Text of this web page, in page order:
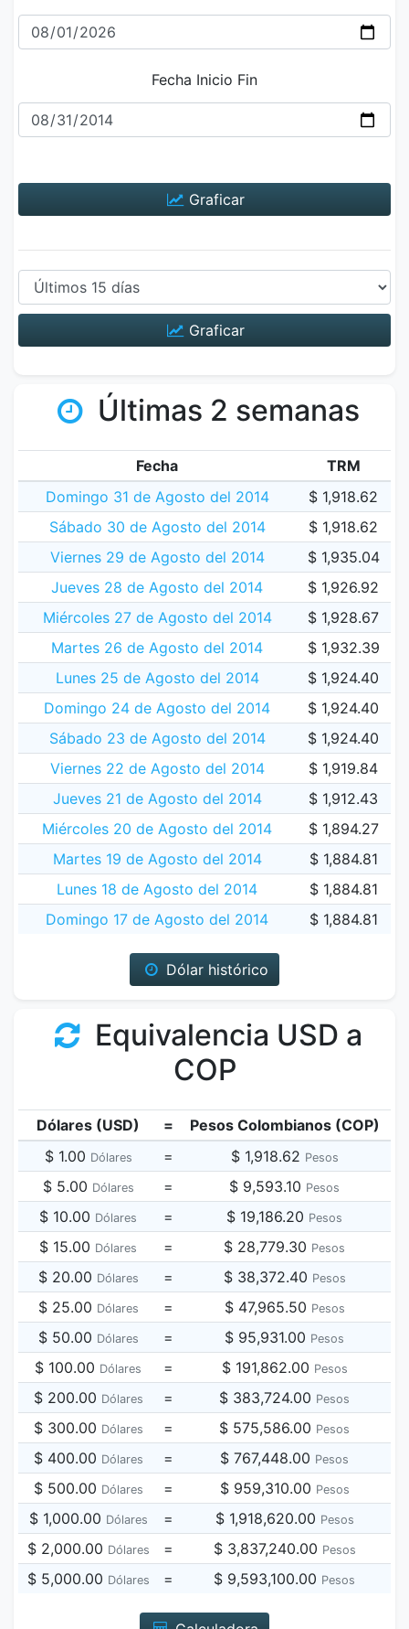
Fecha Inicio Fin
Graficar
Graficar
Últimas 2 semanas
Fecha
TRM
Domingo 31 de Agosto del 2014
$ 1,918.62
Sábado 30 de Agosto del 2014
$ 1,918.62
Viernes 29 de Agosto del 2014
$ 1,935.04
Jueves 28 de Agosto del 2014
$ 1,926.92
Miércoles 27 de Agosto del 2014
$ 1,928.67
Martes 26 de Agosto del 2014
$ 1,932.39
Lunes 25 de Agosto del 2014
$ 1,924.40
Domingo 24 de Agosto del 2014
$ 1,924.40
Sábado 23 de Agosto del 2014
$ 1,924.40
Viernes 22 de Agosto del 2014
$ 1,919.84
Jueves 21 de Agosto del 2014
$ 1,912.43
Miércoles 20 de Agosto del 2014
$ 1,894.27
Martes 19 de Agosto del 2014
$ 1,884.81
Lunes 18 de Agosto del 2014
$ 1,884.81
Domingo 17 de Agosto del 2014
$ 1,884.81
Dólar histórico
Equivalencia USD a
COP
Dólares (USD) =
Pesos Colombianos (COP)
$ 1.00 Dólares = $ 1,918.62 Pesos
$ 5.00 Dólares = $ 9,593.10 Pesos
$ 10.00 Dólares = $ 19,186.20 Pesos
$ 15.00 Dólares = $ 28,779.30 Pesos
$ 20.00 Dólares = $ 38,372.40 Pesos
$ 25.00 Dólares = $ 47,965.50 Pesos
$ 50.00 Dólares = $ 95,931.00 Pesos
$ 100.00 Dólares = $ 191,862.00 Pesos
$ 200.00 Dólares = $ 383,724.00 Pesos
$ 300.00 Dólares = $ 575,586.00 Pesos
$ 400.00 Dólares = $ 767,448.00 Pesos
$ 500.00 Dólares = $ 959,310.00 Pesos
$ 1,000.00 Dólares = $ 1,918,620.00 Pesos
$ 2,000.00 Dólares = $ 3,837,240.00 Pesos
$ 5,000.00 Dólares = $ 9,593,100.00 Pesos